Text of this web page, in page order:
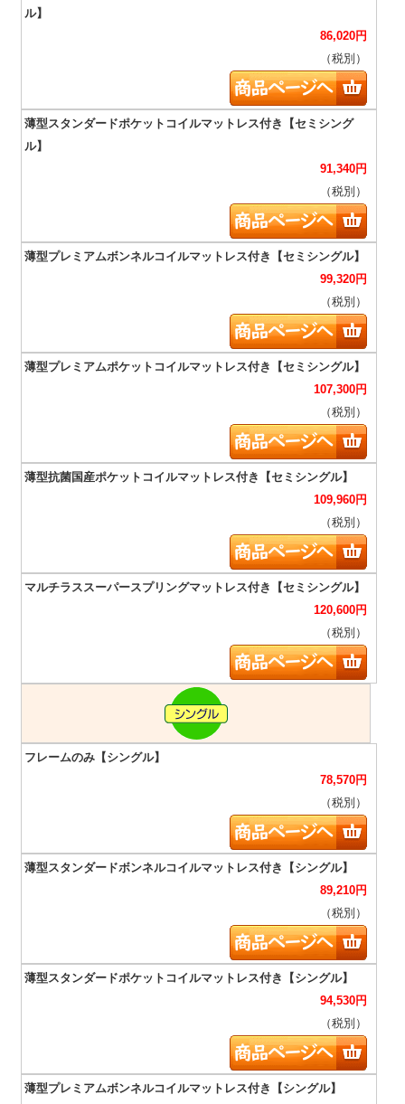
86,020円
（税別）
91,340円
（税別）
99,320円
（税別）
107,300円
（税別）
109,960円
（税別）
120,600円
（税別）
78,570円
（税別）
89,210円
（税別）
94,530円
（税別）